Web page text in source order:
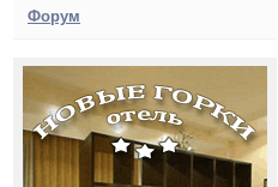
Форум